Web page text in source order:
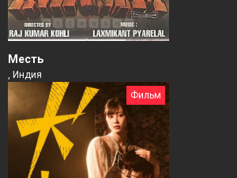
Месть
, Индия
Фильм